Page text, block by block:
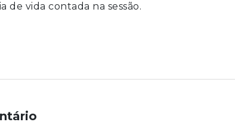
de vida contada na sessão.